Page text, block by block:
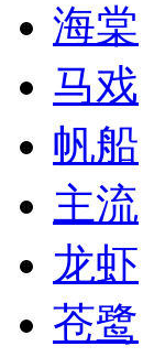
海棠
马戏
帆船
主流
龙虾
苍鹭